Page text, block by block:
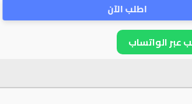
اطلب الآن
عبر الواتساب